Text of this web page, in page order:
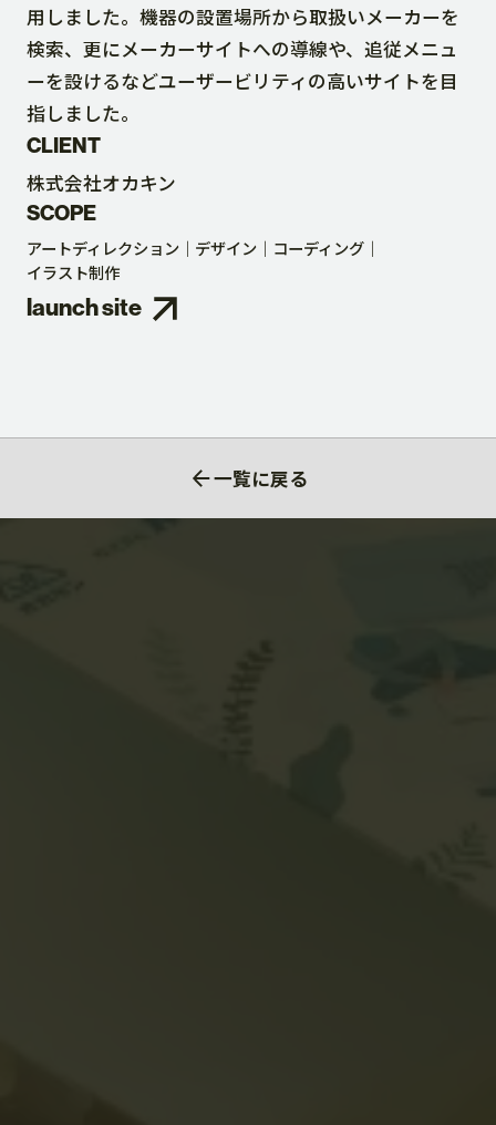
用しました。機器の設置場所から取扱いメーカーを
検索、更にメーカーサイトへの導線や、追従メニュ
ーを設けるなどユーザービリティの高いサイトを目
指しました。
CLIENT
株式会社オカキン
SCOPE
アートディレクション デザイン
コーディング
イラスト制作
launch site
一覧に戻る